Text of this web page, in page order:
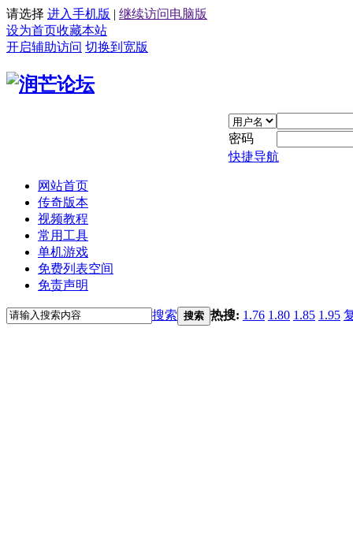
请选择 进入手机版 | 继续访问电脑版
设为首页收藏本站
开启辅助访问 切换到宽版
密码
快捷导航
网站首页
传奇版本
视频教程
常用工具
单机游戏
免费列表空间
免责声明
搜索 搜索 热搜: 1.76 1.80 1.85 1.95